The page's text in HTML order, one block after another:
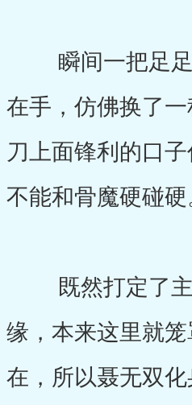
瞬间一把足足
在手，仿佛换了
刀上面锋利的口
不能和骨魔硬碰硬
既然打定了主
缘，本来这里就
在，所以聂无双